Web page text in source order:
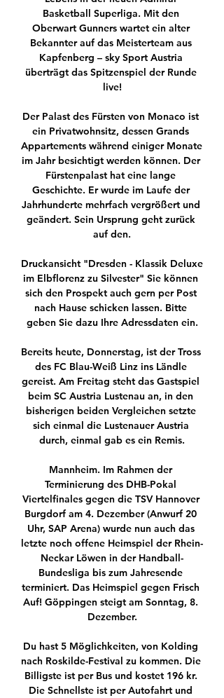
Basketball Superliga. Mit den
Oberwart Gunners wartet ein alter
Bekannter auf das Meisterteam aus
Kapfenberg – sky Sport Austria
überträgt das Spitzenspiel der Runde
live!
Der Palast des Fürsten von Monaco ist
ein Privatwohnsitz, dessen Grands
Appartements während einiger Monate
im Jahr besichtigt werden können. Der
Fürstenpalast hat eine lange
Geschichte. Er wurde im Laufe der
Jahrhunderte mehrfach vergrößert und
geändert. Sein Ursprung geht zurück
auf den.
Druckansicht "Dresden - Klassik Deluxe
im Elbflorenz zu Silvester" Sie können
sich den Prospekt auch gern per Post
nach Hause schicken lassen. Bitte
geben Sie dazu Ihre Adressdaten ein.
Bereits heute, Donnerstag, ist der Tross
des FC Blau-Weiß Linz ins Ländle
gereist. Am Freitag steht das Gastspiel
beim SC Austria Lustenau an, in den
bisherigen beiden Vergleichen setzte
sich einmal die Lustenauer Austria
durch, einmal gab es ein Remis.
Mannheim. Im Rahmen der
Terminierung des DHB-Pokal
Viertelfinales gegen die TSV Hannover
Burgdorf am 4. Dezember (Anwurf 20
Uhr, SAP Arena) wurde nun auch das
letzte noch offene Heimspiel der Rhein-
Neckar Löwen in der Handball-
Bundesliga bis zum Jahresende
terminiert. Das Heimspiel gegen Frisch
Auf! Göppingen steigt am Sonntag, 8.
Dezember.
Du hast 5 Möglichkeiten, von Kolding
nach Roskilde-Festival zu kommen. Die
Billigste ist per Bus und kostet 196 kr.
Die Schnellste ist per Autofahrt und